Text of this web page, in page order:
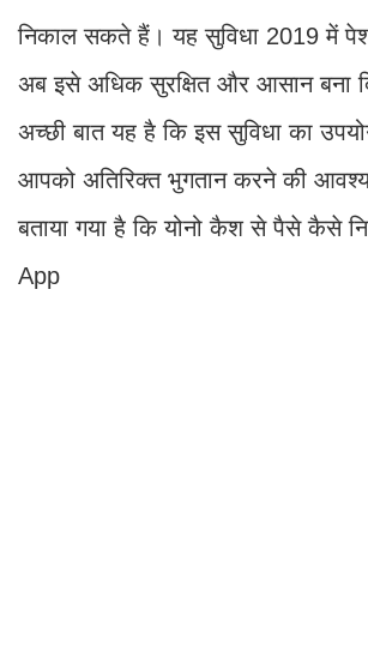
निकाल सकते हैं। यह सुविधा 2019 में
अब इसे अधिक सुरक्षित और आसान बना
अच्छी बात यह है कि इस सुविधा का
आपको अतिरिक्त भुगतान करने की
बताया गया है कि योनो कैश से पैसे कैसे
App